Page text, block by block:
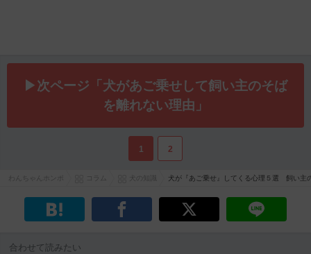
▶次ページ「犬があご乗せして飼い主のそば
を離れない理由」
1 2
犬が『あご乗せ』してくる心理５選 飼い主
合わせて読みたい